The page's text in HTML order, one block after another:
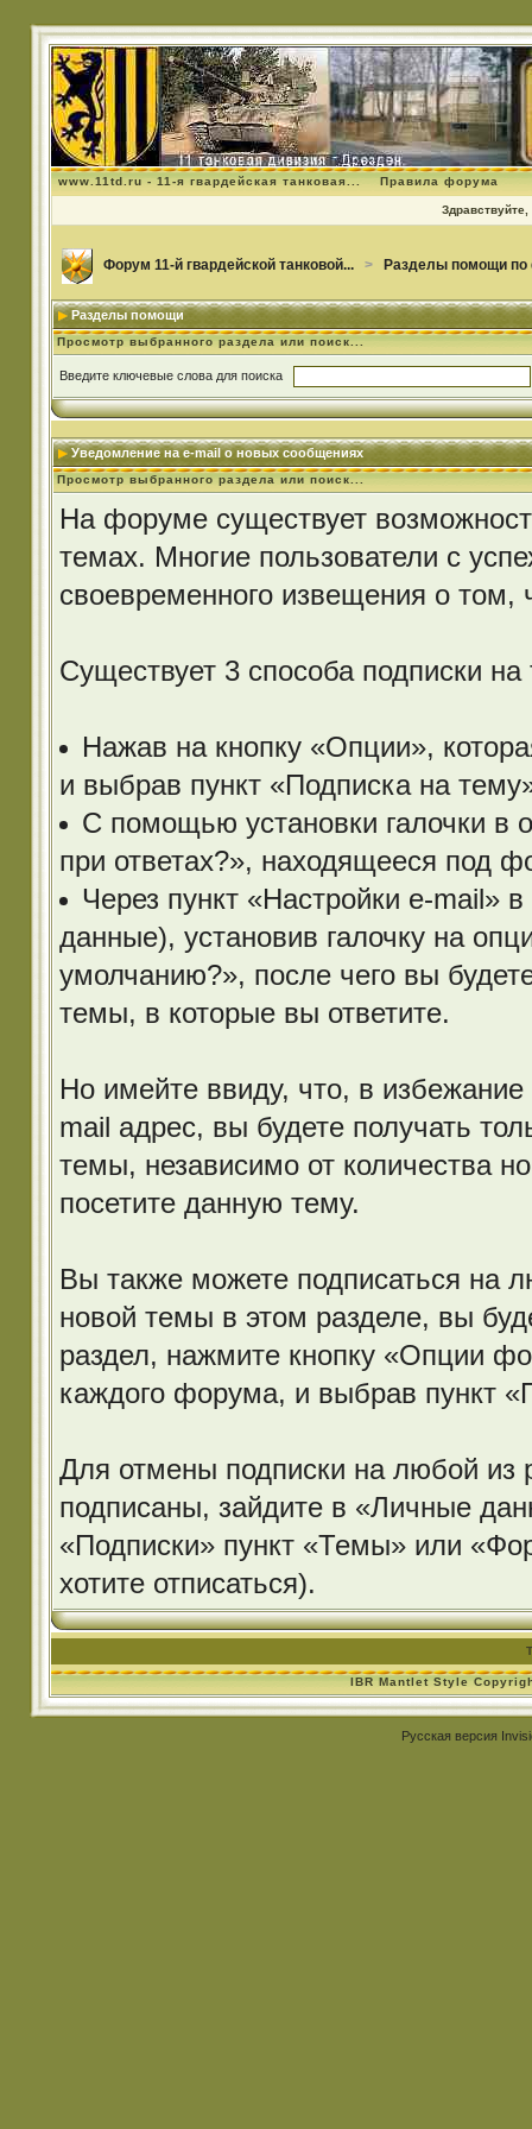
www.11td.ru - 11-я гвардейская танковая... Правила форума
Здравствуйте,
Форум 11-й гвардейской танковой... > Разделы помощи
Разделы помощи
Просмотр выбранного раздела или поиск...
Введите ключевые слова для поиска
Уведомление на e-mail о новых сообщениях
Просмотр выбранного раздела или поиск...
На форуме существует
темах. Многие пользователи с
своевременного извещения о
Существует 3 способа подписки на
Нажав на кнопку «Опции»,
и выбрав пункт «Подписка на
С помощью установки галочки в
при ответах?», находящееся под
Через пункт «Настройки e-mail»
данные), установив галочку на
умолчанию?», после чего вы
темы, в которые вы ответите.
Но имейте ввиду, что, в
mail адрес, вы будете получать
темы, независимо от количества
посетите данную тему.
Вы также можете подписаться на
новой темы в этом разделе, вы
раздел, нажмите кнопку «Опции
каждого форума, и выбрав пункт
Для отмены подписки на любой из
подписаны, зайдите в «Личные
«Подписки» пункт «Темы» или
хотите отписаться).
IBR Mantlet Style
Русская версия